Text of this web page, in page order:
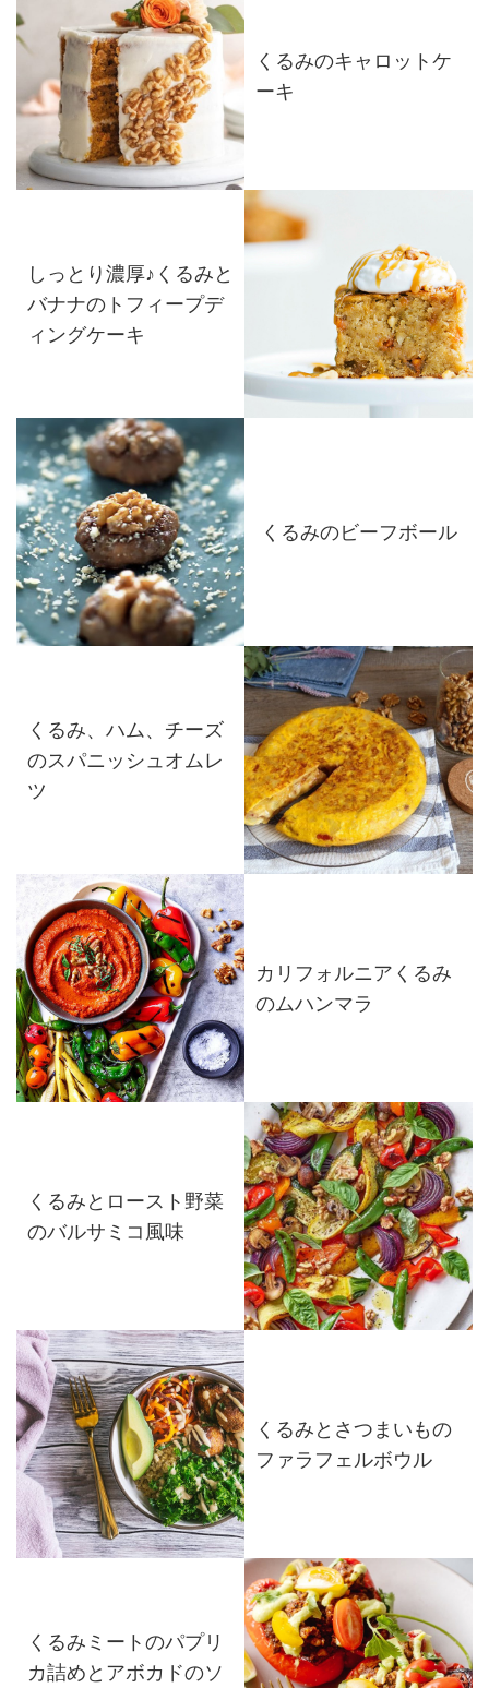
くるみのキャロットケ
ーキ
しっとり濃厚♪くるみと
バナナのトフィープデ
ィングケーキ
くるみのビーフボール
くるみ、ハム、チーズ
のスパニッシュオムレ
ツ
カリフォルニアくるみ
のムハンマラ
くるみとロースト野菜
のバルサミコ風味
くるみとさつまいもの
ファラフェルボウル
くるみミートのパプリ
カ詰めとアボカドのソ